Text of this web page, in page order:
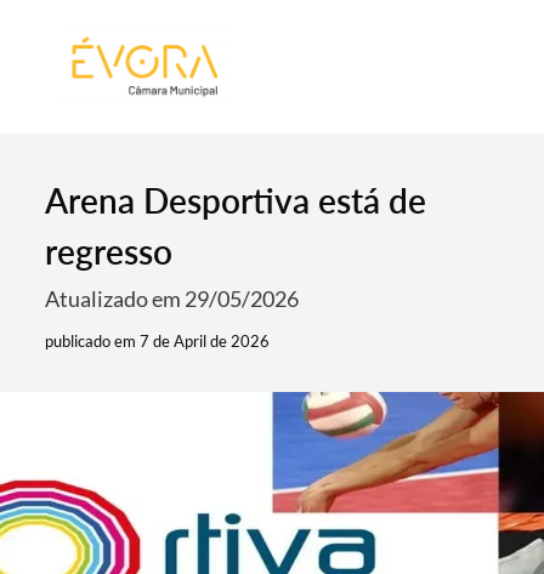
Arena Desportiva está de
regresso
Atualizado em 29/05/2026
publicado em 7 de April de 2026